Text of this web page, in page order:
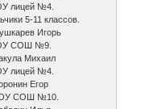
лицей №4.
5-11 классов.
Игорь
СОШ №9.
Михаил
лицей №4.
Егор
СОШ №10.